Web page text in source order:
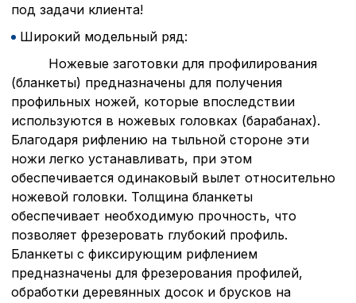
под задачи клиента!
Широкий модельный ряд:
Ножевые заготовки для профилирования
(бланкеты) предназначены для получения
профильных ножей, которые впоследствии
используются в ножевых головках (барабанах).
Благодаря рифлению на тыльной стороне эти
ножи легко устанавливать, при этом
обеспечивается одинаковый вылет относительно
ножевой головки. Толщина бланкеты
обеспечивает необходимую прочность, что
позволяет фрезеровать глубокий профиль.
Бланкеты с фиксирующим рифлением
предназначены для фрезерования профилей,
обработки деревянных досок и брусков на